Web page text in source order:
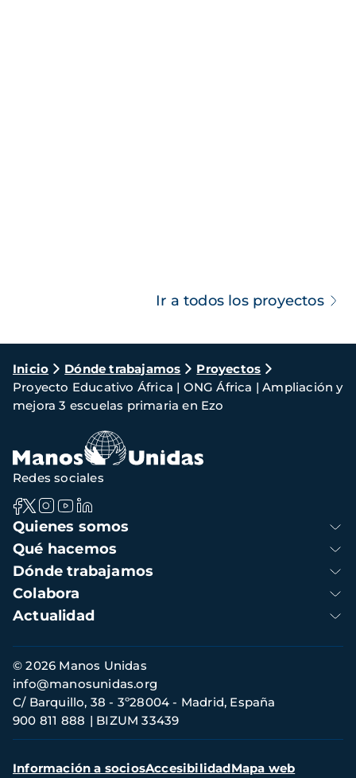
Ir a todos los proyectos
Ruta
de
navegación
Inicio Dónde trabajamos
Proyectos
Proyecto Educativo África | ONG África | Ampliación y
mejora 3 escuelas primaria en Ezo
Navegación
principal
Quienes somos
Qué hacemos
Dónde trabajamos
Colabora
Actualidad
Redes sociales
Información
de
contacto
© 2026 Manos Unidas
C/ Barquillo, 38 - 3º28004 - Madrid, España
900 811 888
BIZUM 33439
info@manosunidas.org
Menú
Información a sociosAccesibilidadMapa web